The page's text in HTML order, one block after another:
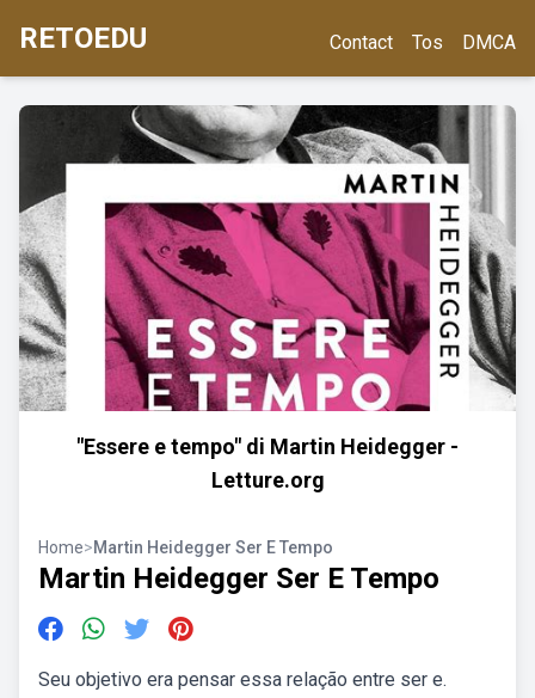
RETOEDU Contact Tos DMCA
"Essere e tempo" di Martin Heidegger -
Letture.org
Home>Martin Heidegger Ser E Tempo
Martin Heidegger Ser E Tempo
Seu objetivo era pensar essa relação entre ser e.